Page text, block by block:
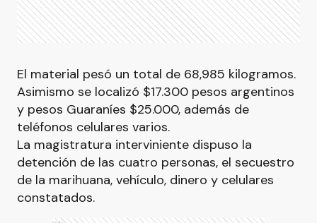
El material pesó un total de 68,985 kilogramos.
Asimismo se localizó $17.300 pesos argentinos
y pesos Guaraníes $25.000, además de
teléfonos celulares varios.
La magistratura interviniente dispuso la
detención de las cuatro personas, el secuestro
de la marihuana, vehículo, dinero y celulares
constatados.